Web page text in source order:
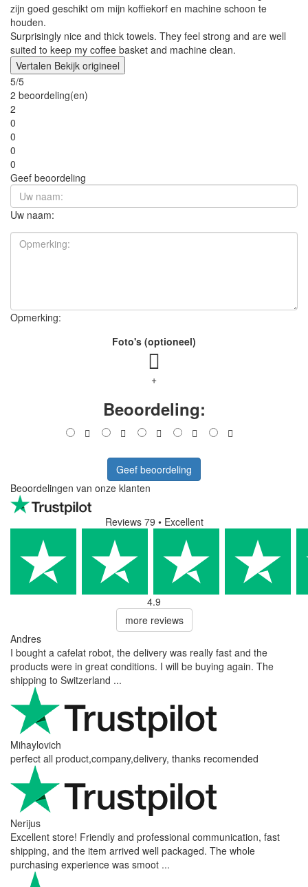
zijn goed geschikt om mijn koffiekorf en machine schoon te
houden.
Surprisingly nice and thick towels. They feel strong and are well
suited to keep my coffee basket and machine clean.
Vertalen Bekijk origineel
5/5
2 beoordeling(en)
2
0
0
0
0
Geef beoordeling
Uw naam:
Opmerking:
Foto's (optioneel)
+
Beoordeling:
Geef beoordeling
Beoordelingen van onze klanten
Reviews 79 • Excellent
4.9
more reviews
Andres
I bought a cafelat robot, the delivery was really fast and the
products were in great conditions. I will be buying again. The
shipping to Switzerland ...
Mihaylovich
perfect all product,company,delivery, thanks recomended
Nerijus
Excellent store! Friendly and professional communication, fast
shipping, and the item arrived well packaged. The whole
purchasing experience was smoot ...